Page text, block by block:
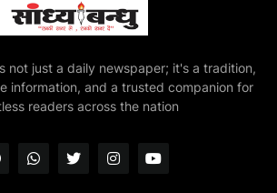
not just a daily newspaper; it's a tradition,
information, and a trusted companion for
readers across the nation